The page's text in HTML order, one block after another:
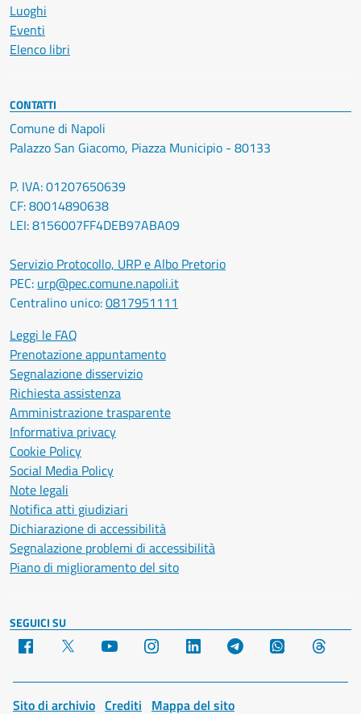
Luoghi
Eventi
Elenco libri
CONTATTI
Comune di Napoli
Palazzo San Giacomo, Piazza Municipio - 80133
P. IVA: 01207650639
CF: 80014890638
LEI: 8156007FF4DEB97ABA09
Servizio Protocollo, URP e Albo Pretorio
PEC: urp@pec.comune.napoli.it
Centralino unico:0817951111
Leggi le FAQ
Prenotazione appuntamento
Segnalazione disservizio
Richiesta assistenza
Amministrazione trasparente
Informativa privacy
Cookie Policy
Social Media Policy
Note legali
Notifica atti giudiziari
Dichiarazione di accessibilità
Segnalazione problemi di accessibilità
Piano di miglioramento del sito
SEGUICI SU
Facebook YouTube Instagram LinkedIn Telegram WhatsApp
Sito di archivio Crediti Mappa del sito